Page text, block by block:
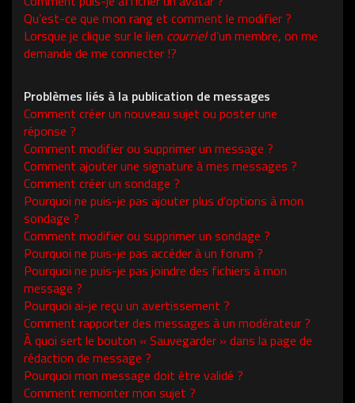
Qu’est-ce que mon rang et comment le modifier ?
Lorsque je clique sur le lien courrield’un membre, on me
demande de me connecter !?
Problèmes liés à la publication de messages
Comment créer un nouveau sujet ou poster une
réponse ?
Comment modifier ou supprimer un message ?
Comment ajouter une signature à mes messages ?
Comment créer un sondage ?
Pourquoi ne puis-je pas ajouter plus d’options à mon
sondage ?
Comment modifier ou supprimer un sondage ?
Pourquoi ne puis-je pas accéder à un forum ?
Pourquoi ne puis-je pas joindre des fichiers à mon
message ?
Pourquoi ai-je reçu un avertissement ?
Comment rapporter des messages à un modérateur ?
À quoi sert le bouton « Sauvegarder » dans la page de
rédaction de message ?
Pourquoi mon message doit être validé ?
Comment remonter mon sujet ?